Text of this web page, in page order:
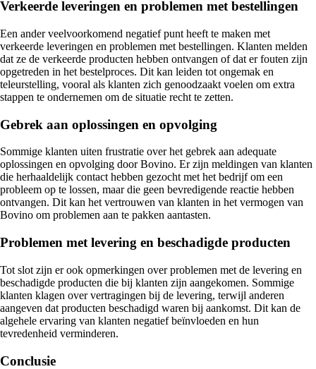
Verkeerde leveringen en problemen met bestellingen
Een ander veelvoorkomend negatief punt heeft te maken met
verkeerde leveringen en problemen met bestellingen. Klanten melden
dat ze de verkeerde producten hebben ontvangen of dat er fouten zijn
opgetreden in het bestelproces. Dit kan leiden tot ongemak en
teleurstelling, vooral als klanten zich genoodzaakt voelen om extra
stappen te ondernemen om de situatie recht te zetten.
Gebrek aan oplossingen en opvolging
Sommige klanten uiten frustratie over het gebrek aan adequate
oplossingen en opvolging door Bovino. Er zijn meldingen van klanten
die herhaaldelijk contact hebben gezocht met het bedrijf om een
probleem op te lossen, maar die geen bevredigende reactie hebben
ontvangen. Dit kan het vertrouwen van klanten in het vermogen van
Bovino om problemen aan te pakken aantasten.
Problemen met levering en beschadigde producten
Tot slot zijn er ook opmerkingen over problemen met de levering en
beschadigde producten die bij klanten zijn aangekomen. Sommige
klanten klagen over vertragingen bij de levering, terwijl anderen
aangeven dat producten beschadigd waren bij aankomst. Dit kan de
algehele ervaring van klanten negatief beïnvloeden en hun
tevredenheid verminderen.
Conclusie